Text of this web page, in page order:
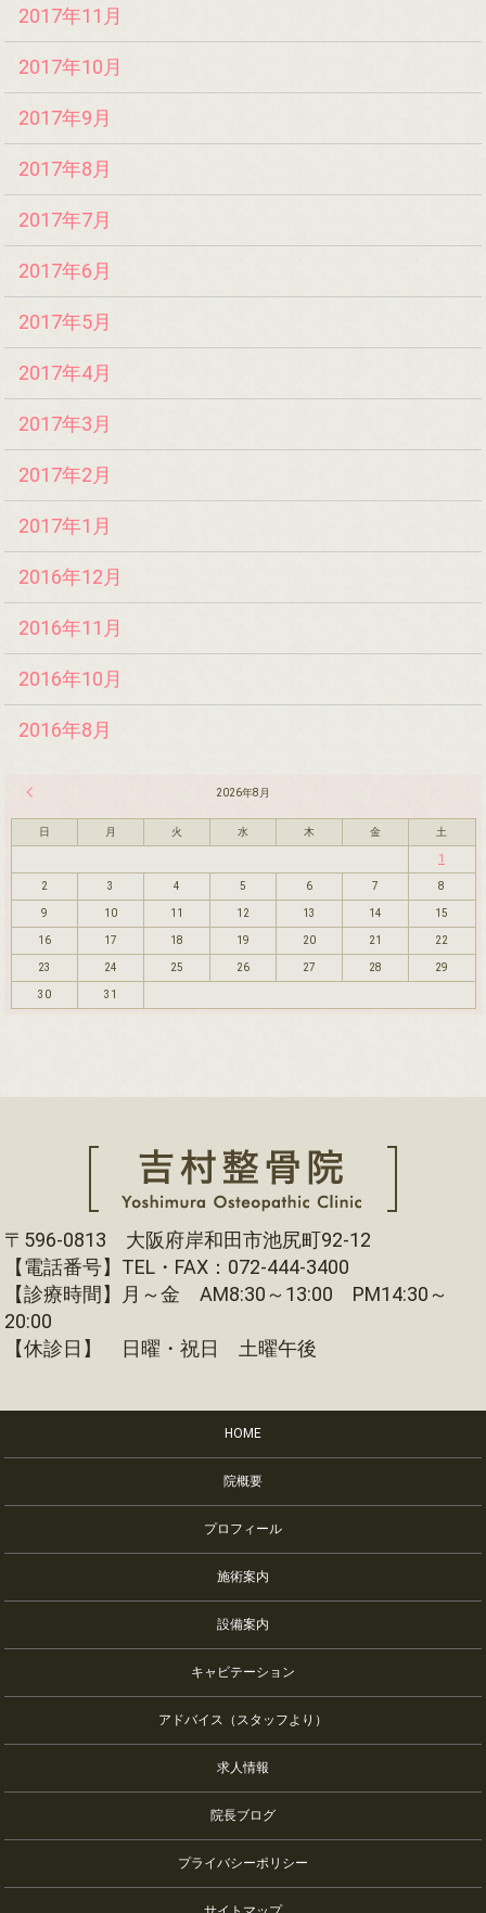
2017年11月
2017年10月
2017年9月
2017年8月
2017年7月
2017年6月
2017年5月
2017年4月
2017年3月
2017年2月
2017年1月
2016年12月
2016年11月
2016年10月
2016年8月
2026年8月
日 月 火 水 木 金 土
1
2 3 4 5 6 7 8
9 10 11 12 13 14 15
16 17 18 19 20 21 22
23 24 25 26 27 28 29
30 31
〒596-0813 大阪府岸和田市池尻町92-12
【電話番号】TEL・FAX：072-444-3400
【診療時間】月～金 AM8:30～13:00 PM14:30～
20:00
【休診日】 日曜・祝日 土曜午後
HOME
院概要
プロフィール
施術案内
設備案内
キャビテーション
アドバイス（スタッフより）
求人情報
院長ブログ
プライバシーポリシー